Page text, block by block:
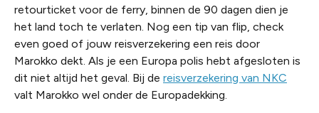
retourticket voor de ferry, binnen de 90 dagen dien je
het land toch te verlaten. Nog een tip van flip, check
even goed of jouw reisverzekering een reis door
Marokko dekt. Als je een Europa polis hebt afgesloten is
dit niet altijd het geval. Bij de reisverzekering van NKC
valt Marokko wel onder de Europadekking.